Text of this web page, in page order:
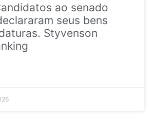
ao senado
seus bens
Styvenson